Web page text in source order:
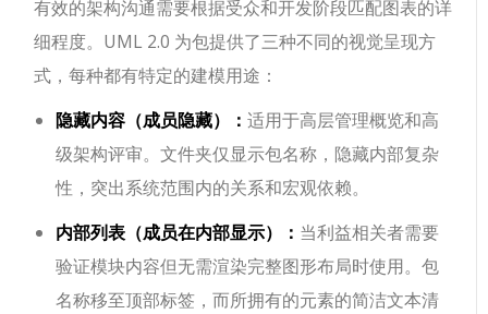
有效的架构沟通需要根据受众和开发阶段匹配图表的详
细程度。UML 2.0 为包提供了三种不同的视觉呈现方
式，每种都有特定的建模用途：
隐藏内容（成员隐藏）：适用于高层管理概览和高
级架构评审。文件夹仅显示包名称，隐藏内部复杂
性，突出系统范围内的关系和宏观依赖。
内部列表（成员在内部显示）： 当利益相关者需要
验证模块内容但无需渲染完整图形布局时使用。包
名称移至顶部标签，而所拥有的元素的简洁文本清